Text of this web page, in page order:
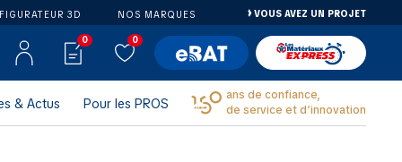
3D NOS MARQUES VOUS AVEZ UN PROJET
0 0
& Actus Pour les PROS
ans de confiance,
de service et d’innovation